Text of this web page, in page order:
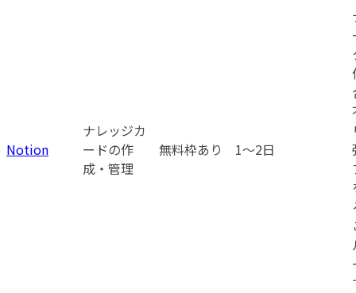
Notion
ナレッジカ
ードの作
成・管理
無料枠あり 1〜2日